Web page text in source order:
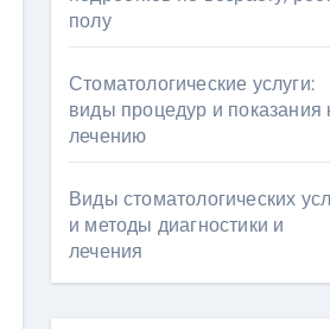
полу
Стоматологические услуги:
виды процедур и показания
лечению
Виды стоматологических
и методы диагностики и
лечения